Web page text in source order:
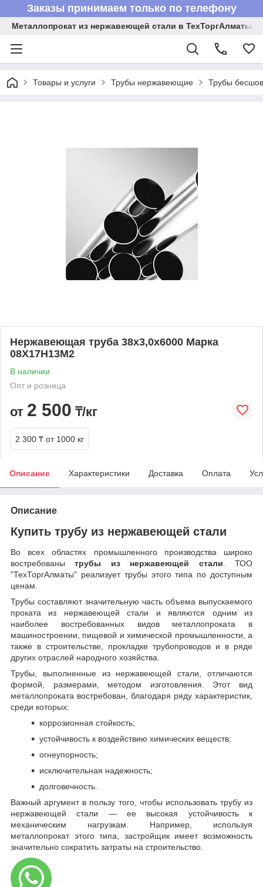
Заказы принимаем только по телефону
Металлопрокат из нержавеющей стали в ТехТоргАлматы
Товары и услуги Трубы нержавеющие Трубы
Нержавеющая труба 38х3,0х6000 Марка
08Х17Н13М2
В наличии
Опт и розница
от 2 500 ₸/кг
2 300 ₸ от 1000 кг
Описание Характеристики Доставка Оплата
Описание
Купить трубу из нержавеющей стали
Во всех областях промышленного производства широко
востребованытрубы из нержавеющей стали. ТОО
"ТехТоргАлматы" реализует трубы этого типа по доступным
ценам.
Трубы составляют значительную часть объема выпускаемого
проката из нержавеющей стали и являются одним из
наиболее востребованных видов металлопроката в
машиностроении, пищевой и химической промышленности, а
также в строительстве, прокладке трубопроводов и в ряде
других отраслей народного хозяйства.
Трубы, выполненные из нержавеющей стали, отличаются
формой, размерами, методом изготовления. Этот вид
металлопроката востребован, благодаря ряду характеристик,
среди которых:
коррозионная стойкость;
устойчивость к воздействию химических веществ;
огнеупорность;
исключительная надежность;
долговечность.
Важный аргумент в пользу того, чтобы использовать трубу из
нержавеющей стали — ее высокая устойчивость к
механическим нагрузкам. Например, используя
металлопрокат этого типа, застройщик имеет возможность
значительно сократить затраты на строительство.